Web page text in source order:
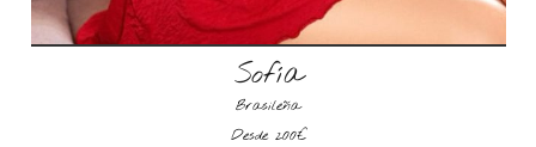
Sofía
Brasileña
Desde 200€